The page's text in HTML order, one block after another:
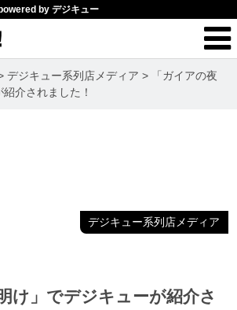
by デジキュー
デジキュー系列店メディア >
「ガイアの夜
介されました！
デジキュー系列店メディア
け」でデジキューが紹介さ